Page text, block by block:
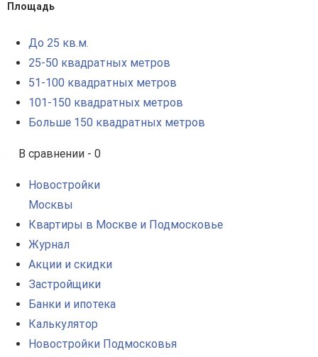
Площадь
До 25 кв.м.
25-50 квадратных метров
51-100 квадратных метров
101-150 квадратных метров
Больше 150 квадратных метров
В сравнении - 0
Новостройки
Москвы
Квартиры в Москве и Подмосковье
Журнал
Акции и скидки
Застройщики
Банки и ипотека
Калькулятор
Новостройки Подмосковья